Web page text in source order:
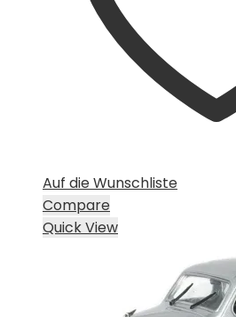
Auf die Wunschliste
Compare
Quick View